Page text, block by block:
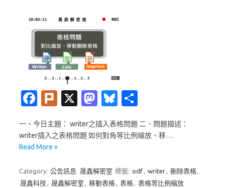
Fa
e
b
o
Pl
k
X
M
t
o
Bl
es
一、今日主題： writer之插入表格問題 二、問題描述：
writer插入之表格問題 如何對角等比例縮放、移…
Read More »
Category: 公告訊息 晟鑫解密室 標籤: odf, writer, 刪除表格,
晟鑫科技 , 晟鑫解密室 , 移動表格, 表格, 表格等比例縮放